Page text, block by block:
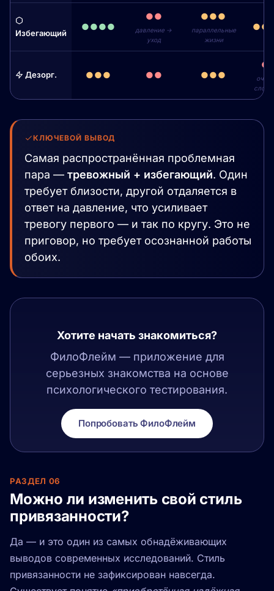
Избегающий
●●●●
●●
давление →
уход
●●●
параллельные
жизни
Дезорг. ●●● ●● ●●●
●
очень
КЛЮЧЕВОЙ ВЫВОД
Самая распространённая проблемная
пара — тревожный + избегающий. Один
требует близости, другой отдаляется в
ответ на давление, что усиливает
тревогу первого — и так по кругу. Это не
приговор, но требует осознанной работы
обоих.
Хотите начать знакомиться?
ФилоФлейм — приложение для
серьезных знакомства на основе
психологического тестирования.
Попробовать ФилоФлейм
РАЗДЕЛ 06
Можно ли изменить свой стиль
привязанности?
Да — и это один из самых обнадёживающих
выводов современных исследований. Стиль
привязанности не зафиксирован навсегда.